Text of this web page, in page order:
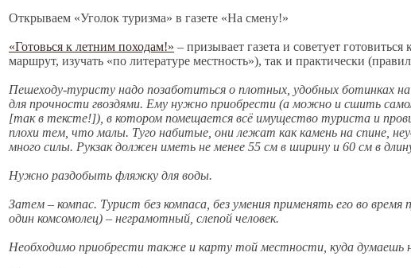
Открываем «Уголок туризма» в газете «На смену!»
«Готовься к летним походам!» – призывает газета и советует готовиться
маршрут, изучать «по литературе местность»), так и практически
Пешеходу-туристу надо позаботиться о плотных, удобных ботинках
для прочности гвоздями. Ему нужно приобрести (а можно и сшить
[так в тексте!]), в котором помещается всё имущество туриста и
плохи тем, что малы. Туго набитые, они лежат как камень на спине,
много силы. Рукзак должен иметь не менее 55 см в ширину и 60 см в
Нужно раздобыть фляжку для воды.
Затем – компас. Турист без компаса, без умения применять его во
один комсомолец) – неграмотный, слепой человек.
Необходимо приобрести также и карту той местности, куда думаешь